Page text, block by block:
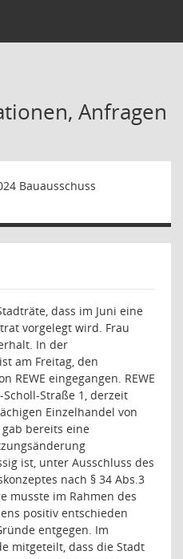
Anfragen
Bauausschuss
dass im Juni eine
vorgelegt wird. Frau
In der
am Freitag, den
REWE eingegangen. REWE
Straße 1, derzeit
Einzelhandel von
gab bereits eine
ist, unter Ausschluss des
nach § 34 Abs.3
musste im Rahmen des
positiv entschieden
entgegen. Im
mitgeteilt, dass die Stadt